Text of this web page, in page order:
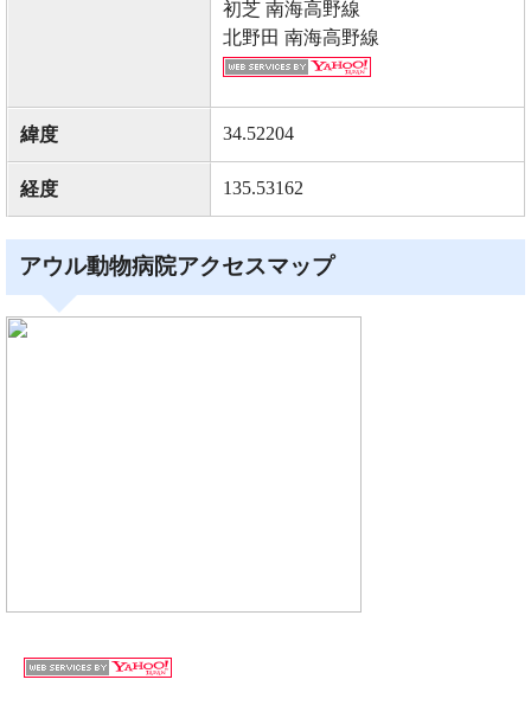
初芝 南海高野線
北野田 南海高野線
緯度 34.52204
経度 135.53162
アウル動物病院アクセスマップ